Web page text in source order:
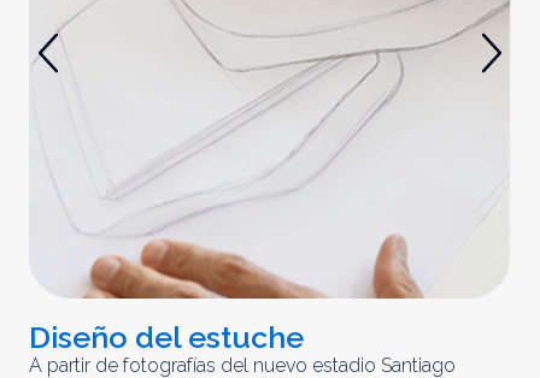
Diseño del estuche
A partir de fotografías del nuevo estadio Santiago